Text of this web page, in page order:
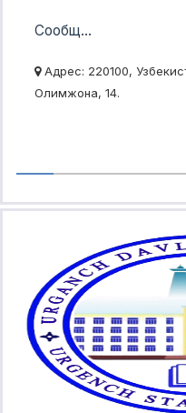
Сообщ...
Адрес: 220100,
Олимжона, 14.